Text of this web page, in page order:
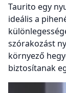
Taurito egy
ideális a
szórakozást
környező
biztosítanak